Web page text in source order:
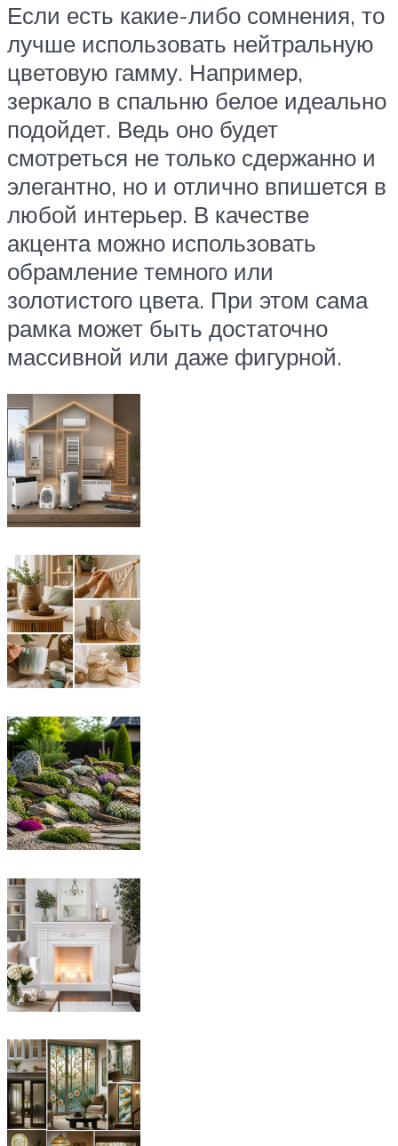
Если есть какие-либо сомнения, то
лучше использовать нейтральную
цветовую гамму. Например,
зеркало в спальню белое идеально
подойдет. Ведь оно будет
смотреться не только сдержанно и
элегантно, но и отлично впишется в
любой интерьер. В качестве
акцента можно использовать
обрамление темного или
золотистого цвета. При этом сама
рамка может быть достаточно
массивной или даже фигурной.